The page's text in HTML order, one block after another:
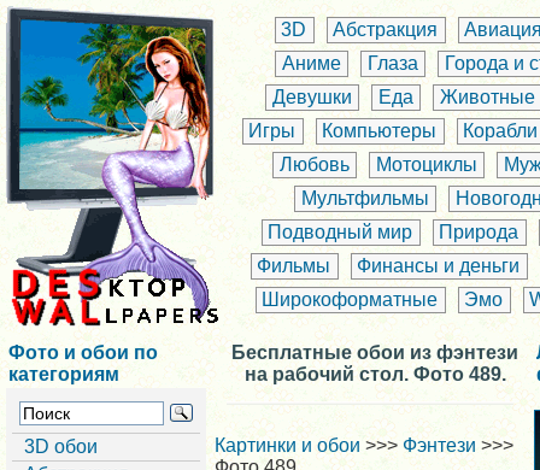
3D Абстракция
Аниме
Глаза
Города и
Девушки
Еда
Животные
Игры
Компьютеры
Корабли
Любовь
Мотоциклы
Мультфильмы
Подводный мир
Природа
Фильмы
Финансы и деньги
Широкоформатные
Эмо
Фото и обои по
категориям
3D обои
Бесплатные обои из фэнтези
на рабочий стол. Фото 489.
Картинки и обои >>> Фэнтези >>>